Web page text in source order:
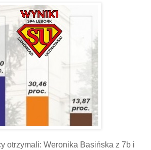
otrzymali: Weronika Basińska z 7b i